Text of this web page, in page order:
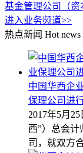
基金管理公司（资
进入业务频道>>
热点新闻 Hot news
中国华西企
保理公司进
2017年5月
西”）总会
司，就双方